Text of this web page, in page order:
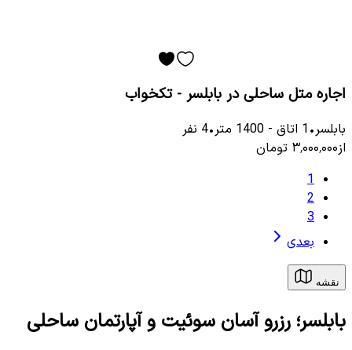
اجاره متل ساحلی در بابلسر - تکخواب
بابلسر•
1 اتاق -
1400 متر•
4 نفر
از۳٬۰۰۰٬۰۰۰ تومان
1
2
3
بعدی
نقشه
بابلسر؛ رزرو آسان سوئیت و آپارتمان ساحلی